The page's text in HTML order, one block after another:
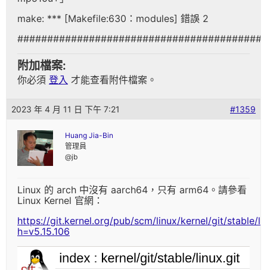
make: *** [Makefile:630：modules] 錯誤 2
#########################################
附加檔案:
你必須 登入 才能查看附件檔案。
2023 年 4 月 11 日 下午 7:21 #1359
Huang Jia-Bin
管理員
@jb
Linux 的 arch 中沒有 aarch64，只有 arm64。請參看
Linux Kernel 官網：
https://git.kernel.org/pub/scm/linux/kernel/git/stable/
h=v5.15.106